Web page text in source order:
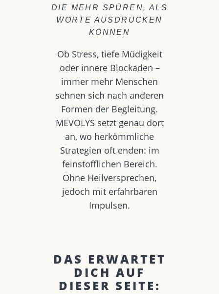
DIE MEHR SPÜREN, ALS
WORTE AUSDRÜCKEN
KÖNNEN
Ob Stress, tiefe Müdigkeit
oder innere Blockaden –
immer mehr Menschen
sehnen sich nach anderen
Formen der Begleitung.
MEVOLYS setzt genau dort
an, wo herkömmliche
Strategien oft enden: im
feinstofflichen Bereich.
Ohne Heilversprechen,
jedoch mit erfahrbaren
Impulsen.
DAS ERWARTET
DICH AUF
DIESER SEITE: